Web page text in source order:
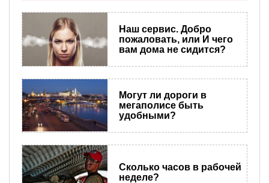
​Наш сервис. Добро
пожаловать, или И чего
вам дома не сидится?
Могут ли дороги в
мегаполисе быть
удобными?
Сколько часов в рабочей
неделе?